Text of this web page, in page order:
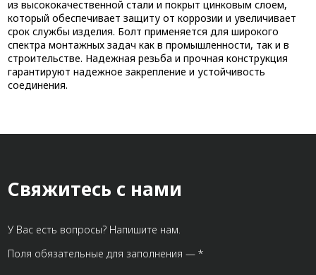
из высококачественной стали и покрыт цинковым слоем,
который обеспечивает защиту от коррозии и увеличивает
срок службы изделия. Болт применяется для широкого
спектра монтажных задач как в промышленности, так и в
строительстве. Надежная резьба и прочная конструкция
гарантируют надежное закрепление и устойчивость
соединения.
Свяжитесь с нами
У Вас есть вопросы? Напишите нам.
Поля обязательные для заполнения — *